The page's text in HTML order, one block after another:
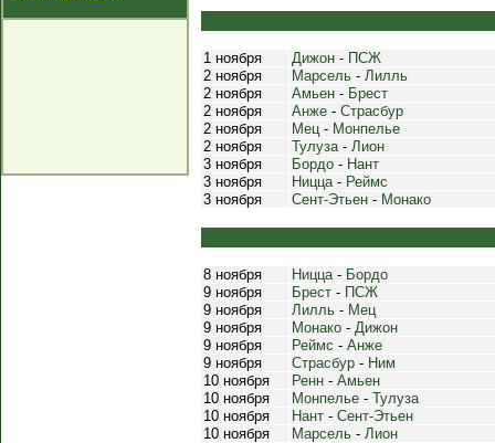
1 ноября Дижон - ПСЖ
2 ноября
Марсель - Лилль
2 ноября
Амьен - Брест
2 ноября
Анже - Страсбур
2 ноября
Мец- Монпелье
2 ноября
Тулуза- Лион
3 ноября
Бордо - Нант
3 ноября
Ницца- Реймс
3 ноября
Сент-Этьен - Монако
8 ноября Ницца- Бордо
9 ноября
Брест - ПСЖ
9 ноября
Лилль - Мец
9 ноября
Монако - Дижон
9 ноября
Реймс - Анже
9 ноября
Страсбур - Ним
10 ноября
Ренн - Амьен
10 ноября
Монпелье - Тулуза
10 ноября
Нант - Сент-Этьен
10 ноября
Марсель - Лион